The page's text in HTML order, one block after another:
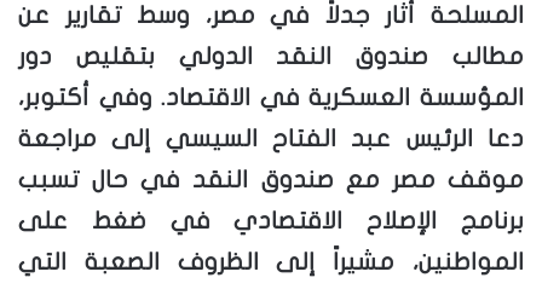
المسلحة أثار جدلاً في مصر، وسط تقارير عن
مطالب صندوق النقد الدولي بتقليص دور
المؤسسة العسكرية في الاقتصاد. وفي أكتوبر،
دعا الرئيس عبد الفتاح السيسي إلى مراجعة
موقف مصر مع صندوق النقد في حال تسبب
برنامج الإصلاح الاقتصادي في ضغط على
المواطنين، مشيراً إلى الظروف الصعبة التي